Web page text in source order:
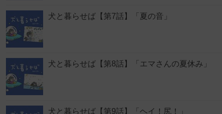
犬と暮らせば【第7話】「夏の音」
犬と暮らせば【第8話】「エマさんの夏休み」
犬と暮らせば【第9話】「ヘイ！尻！」